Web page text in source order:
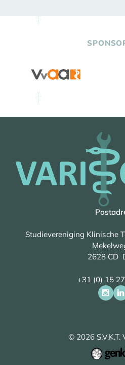
Studievereniging Klinische
2628 CD
+31 (0) 15
© 2026S.V.K.T.